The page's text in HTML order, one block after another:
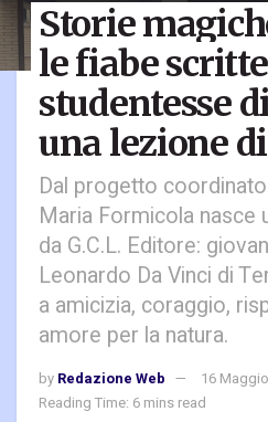
Storie
le fiabe
studentesse
una lezione
Dal progetto
Maria Formicola nasce
da G.C.L. Editore:
Leonardo Da Vinci di
a amicizia, coraggio,
amore per la natura.
by Redazione Web
16
Reading Time: 6 mins read